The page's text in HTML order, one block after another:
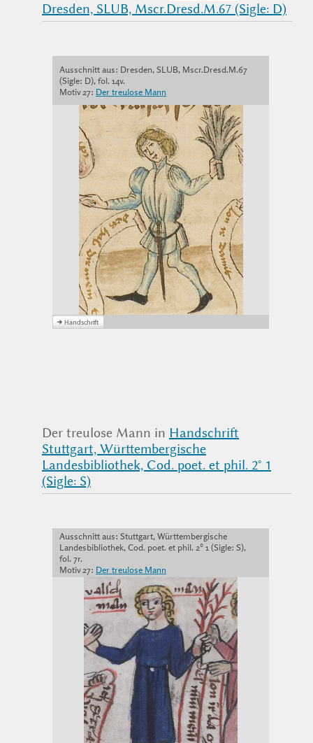
Dresden, SLUB, Mscr.Dresd.M.67 (Sigle: D)
Ausschnitt aus: Dresden, SLUB, Mscr.Dresd.M.67
(Sigle: D), fol. 14v.
Motiv 27: Der treulose Mann
Der treulose Mann in Handschrift
Stuttgart, Württembergische
Landesbibliothek, Cod. poet. et phil. 2° 1
(Sigle: S)
Ausschnitt aus: Stuttgart, Württembergische
Landesbibliothek, Cod. poet. et phil. 2° 1 (Sigle: S),
fol. 7r.
Motiv 27: Der treulose Mann